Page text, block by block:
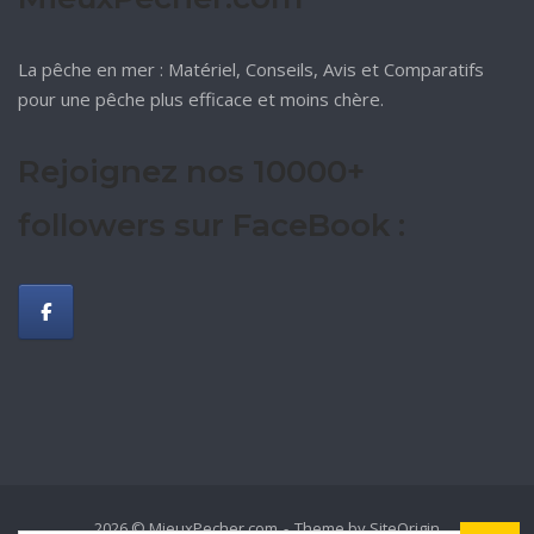
La pêche en mer : Matériel, Conseils, Avis et Comparatifs
pour une pêche plus efficace et moins chère.
2026 © MieuxPecher.com Theme bySiteOrigin